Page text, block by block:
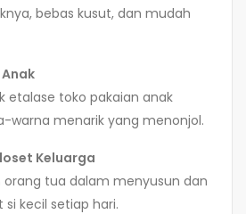
bebas kusut, dan mudah
etalase toko pakaian anak
warna menarik yang menonjol.
Keluarga
orang tua dalam menyusun dan
kecil setiap hari.